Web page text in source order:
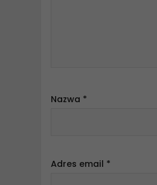
Nazwa *
Adres email *